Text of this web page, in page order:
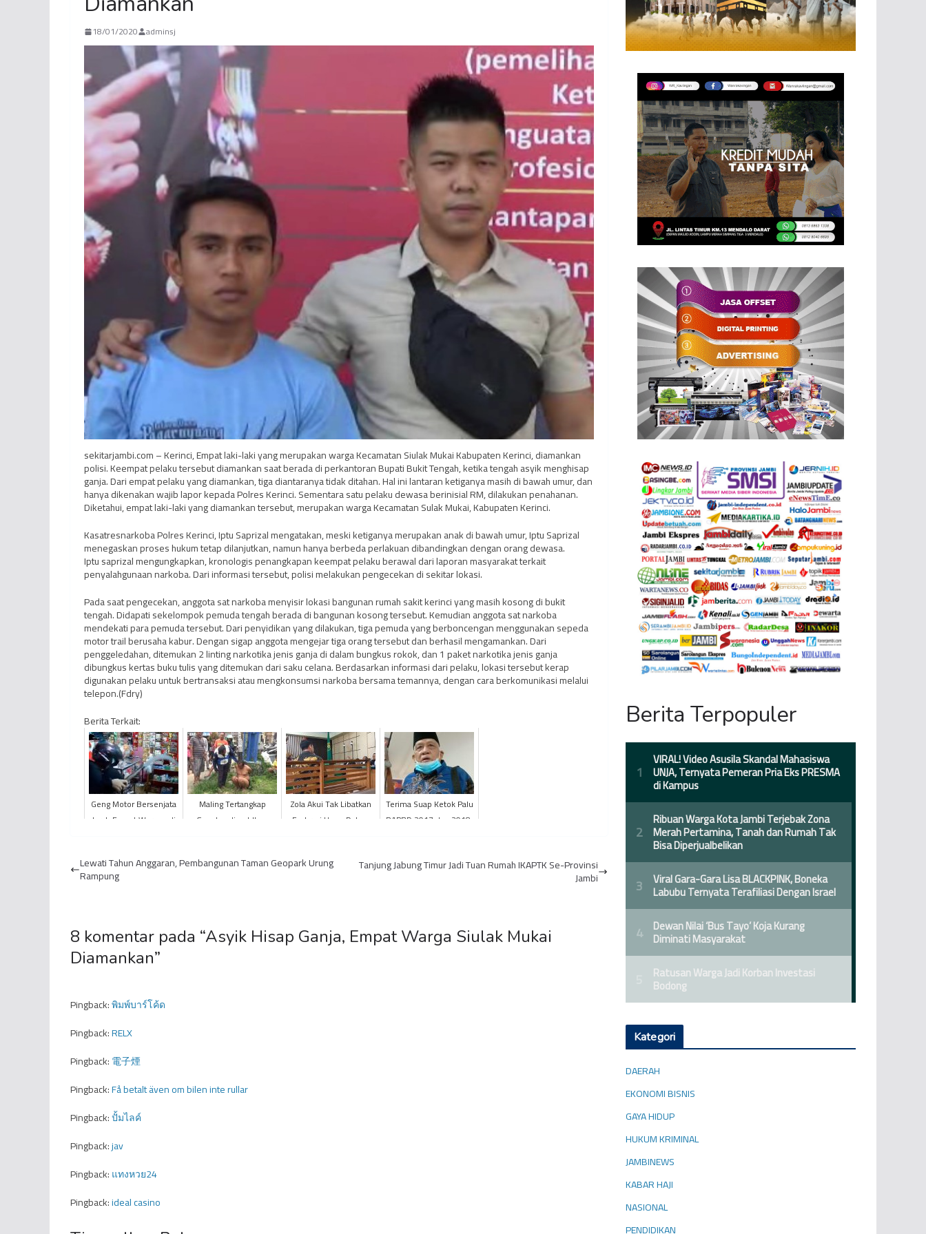
18/01/2020 adminsj
sekitarjambi.com – Kerinci, Empat laki-laki yang merupakan warga Kecamatan Siulak Mukai Kabupaten Kerinci, diamankan
polisi. Keempat pelaku tersebut diamankan saat berada di perkantoran Bupati Bukit Tengah, ketika tengah asyik menghisap
ganja. Dari empat pelaku yang diamankan, tiga diantaranya tidak ditahan. Hal ini lantaran ketiganya masih di bawah umur, dan
hanya dikenakan wajib lapor kepada Polres Kerinci. Sementara satu pelaku dewasa berinisial RM, dilakukan penahanan.
Diketahui, empat laki-laki yang diamankan tersebut, merupakan warga Kecamatan Sulak Mukai, Kabupaten Kerinci.
Kasatresnarkoba Polres Kerinci, Iptu Saprizal mengatakan, meski ketiganya merupakan anak di bawah umur, Iptu Saprizal
menegaskan proses hukum tetap dilanjutkan, namun hanya berbeda perlakuan dibandingkan dengan orang dewasa.
Iptu saprizal mengungkapkan, kronologis penangkapan keempat pelaku berawal dari laporan masyarakat terkait
penyalahgunaan narkoba. Dari informasi tersebut, polisi melakukan pengecekan di sekitar lokasi.
Pada saat pengecekan, anggota sat narkoba menyisir lokasi bangunan rumah sakit kerinci yang masih kosong di bukit
tengah. Didapati sekelompok pemuda tengah berada di bangunan kosong tersebut. Kemudian anggota sat narkoba
mendekati para pemuda tersebut. Dari penyidikan yang dilakukan, tiga pemuda yang berboncengan menggunakan sepeda
motor trail berusaha kabur. Dengan sigap anggota mengejar tiga orang tersebut dan berhasil mengamankan. Dari
penggeledahan, ditemukan 2 linting narkotika jenis ganja di dalam bungkus rokok, dan 1 paket narkotika jenis ganja
dibungkus kertas buku tulis yang ditemukan dari saku celana. Berdasarkan informasi dari pelaku, lokasi tersebut kerap
digunakan pelaku untuk bertransaksi atau mengkonsumsi narkoba bersama temannya, dengan cara berkomunikasi melalui
telepon.(Fdry)
Berita Terkait:
Geng Motor Bersenjata
Jarah Empat Warung di
Maling Tertangkap
Gunakan Jimat Ilmu
Zola Akui Tak Libatkan
Fachrori Umar Dalam
Terima Suap Ketok Palu
RAPBD 2017 dan 2018,
Lewati Tahun Anggaran, Pembangunan Taman Geopark Urung
Rampung
Tanjung Jabung Timur Jadi Tuan Rumah IKAPTK Se-Provinsi
Jambi
8 komentar pada “Asyik Hisap Ganja, Empat Warga Siulak Mukai
Diamankan”
Pingback:พิมพ์บาร์โค้ด
Pingback:RELX
Pingback:電子煙
Pingback:Få betalt även om bilen inte rullar
Pingback:ปั้มไลค์
Pingback:jav
Pingback:แทงหวย24
Pingback:ideal casino
Berita Terpopuler
Kategori
DAERAH
EKONOMI BISNIS
GAYA HIDUP
HUKUM KRIMINAL
JAMBINEWS
KABAR HAJI
NASIONAL
PENDIDIKAN